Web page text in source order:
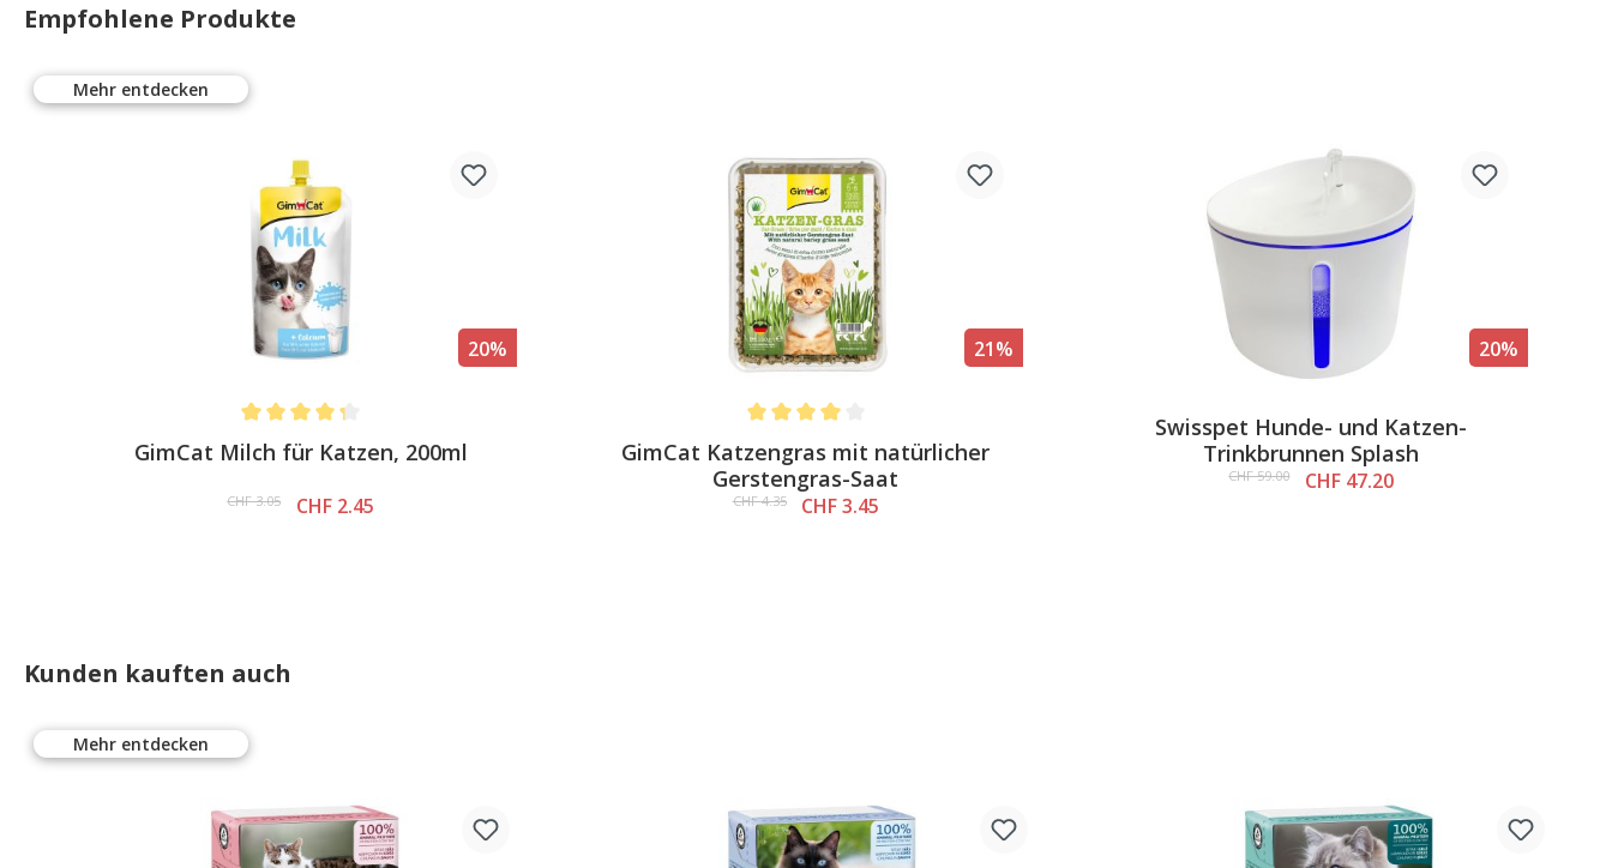
Empfohlene Produkte
Mehr entdecken
20%
Average rating of 4.3 out of 5 stars
GimCat Milch für Katzen, 200ml
CHF 3.05 CHF 2.45
21%
Average rating of 4 out of 5 stars
GimCat Katzengras mit natürlicher
Gerstengras-Saat
CHF 4.35 CHF 3.45
20%
Swisspet Hunde- und Katzen-
Trinkbrunnen Splash
CHF 59.00 CHF 47.20
Kunden kauften auch
Mehr entdecken